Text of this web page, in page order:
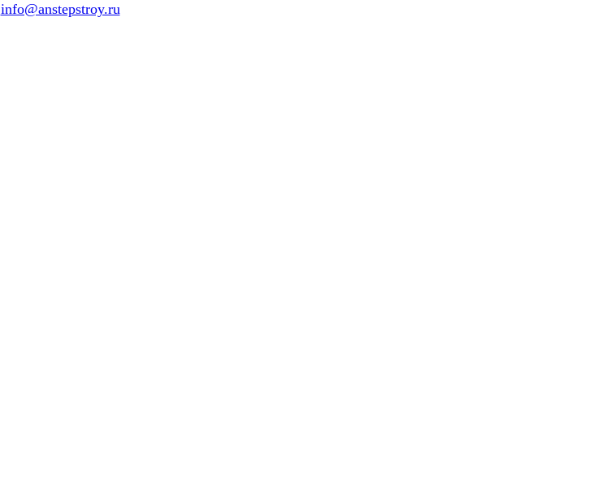
info@anstepstroy.ru